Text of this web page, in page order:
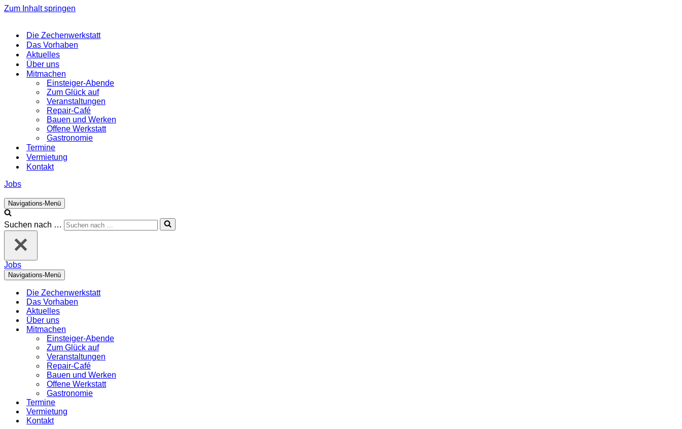
Zum Inhalt springen
Die Zechenwerkstatt
Das Vorhaben
Aktuelles
Über uns
Mitmachen
Einsteiger-Abende
Zum Glück auf
Veranstaltungen
Repair-Café
Bauen und Werken
Offene Werkstatt
Gastronomie
Termine
Vermietung
Kontakt
Jobs
Navigations-Menü
Suchen nach …
Jobs
Navigations-Menü
Die Zechenwerkstatt
Das Vorhaben
Aktuelles
Über uns
Mitmachen
Einsteiger-Abende
Zum Glück auf
Veranstaltungen
Repair-Café
Bauen und Werken
Offene Werkstatt
Gastronomie
Termine
Vermietung
Kontakt